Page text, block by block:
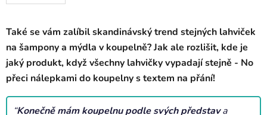
Také se vám zalíbil skandinávský trend stejných lahviček
na šampony a mýdla v koupelně? Jak ale rozlišit, kde je
jaký produkt, když všechny lahvičky vypadají stejně - No
přeci nálepkami do koupelny s textem na přání!
“Konečně mám koupelnu podle svých představa